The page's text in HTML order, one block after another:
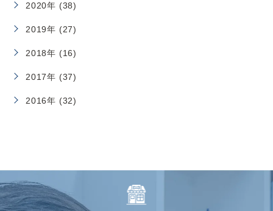
2020年 (38)
2019年 (27)
2018年 (16)
2017年 (37)
2016年 (32)